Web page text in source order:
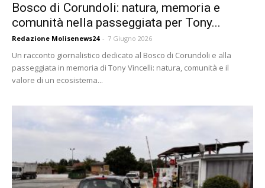
Bosco di Corundoli: natura, memoria e
comunità nella passeggiata per Tony...
Redazione Molisenews24 - 7 Giugno 2026
Un racconto giornalistico dedicato al Bosco di Corundoli e alla
passeggiata in memoria di Tony Vincelli: natura, comunità e il
valore di un ecosistema...